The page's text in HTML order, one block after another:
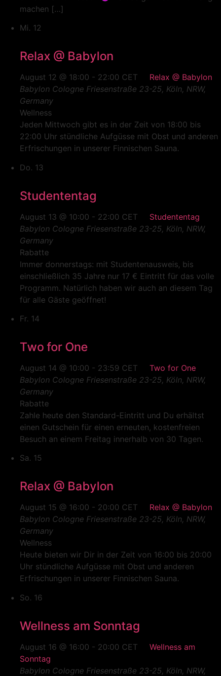
machen […]
Mi. 12
Relax @ Babylon
August 12 @ 18:00 - 22:00 CET
Relax @ Babylon
Babylon Cologne Friesenstraße 23-25, Köln, NRW,
Germany
Wellness
Jeden Mittwoch gibt es in der Zeit von 18:00 bis
22:00 Uhr stündliche Aufgüsse mit Obst und anderen
Erfrischungen in unserer Finnischen Sauna.
Do. 13
Studententag
August 13 @ 10:00 - 22:00 CET
Studententag
Babylon Cologne Friesenstraße 23-25, Köln, NRW,
Germany
Rabatte
Immer donnerstags: mit Studentenausweis, bis
einschließlich 35 Jahre nur 17 € Eintritt für das volle
Programm. Natürlich haben wir auch an diesem Tag
für alle Gäste geöffnet!
Fr. 14
Two for One
August 14 @ 10:00 - 23:59 CET
Two for One
Babylon Cologne Friesenstraße 23-25, Köln, NRW,
Germany
Rabatte
Zahle heute den Standard-Eintritt und Du erhältst
einen Gutschein für einen erneuten, kostenfreien
Besuch an einem Freitag innerhalb von 30 Tagen.
Sa. 15
Relax @ Babylon
August 15 @ 16:00 - 20:00 CET
Relax @ Babylon
Babylon Cologne Friesenstraße 23-25, Köln, NRW,
Germany
Wellness
Heute bieten wir Dir in der Zeit von 16:00 bis 20:00
Uhr stündliche Aufgüsse mit Obst und anderen
Erfrischungen in unserer Finnischen Sauna.
So. 16
Wellness am Sonntag
August 16 @ 16:00 - 20:00 CET
Wellness am
Sonntag
Babylon Cologne Friesenstraße 23-25, Köln, NRW,